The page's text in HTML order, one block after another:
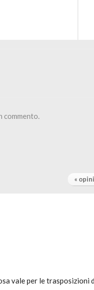
commento.
«
vale per le trasposizioni